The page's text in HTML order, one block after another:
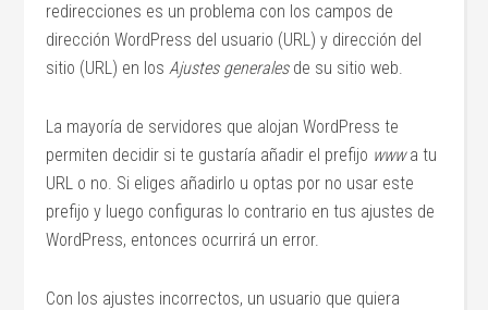
redirecciones es un problema con los campos de
dirección WordPress del usuario (URL) y dirección del
sitio (URL) en losAjustes generalesde su sitio web.
La mayoría de servidores que alojan WordPress te
permiten decidir si te gustaría añadir el prefijo wwwa tu
URL o no. Si eliges añadirlo u optas por no usar este
prefijo y luego configuras lo contrario en tus ajustes de
WordPress, entonces ocurrirá un error.
Con los ajustes incorrectos, un usuario que quiera